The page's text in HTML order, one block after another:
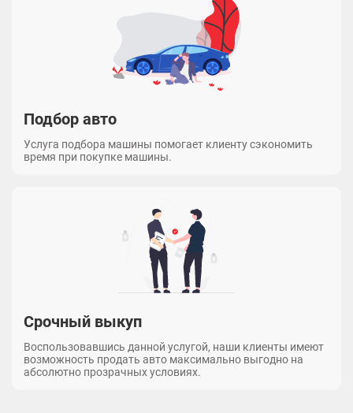
Подбор авто
Услуга подбора машины помогает клиенту сэкономить
время при покупке машины.
Срочный выкуп
Воспользовавшись данной услугой, наши клиенты имеют
возможность продать авто максимально выгодно на
абсолютно прозрачных условиях.